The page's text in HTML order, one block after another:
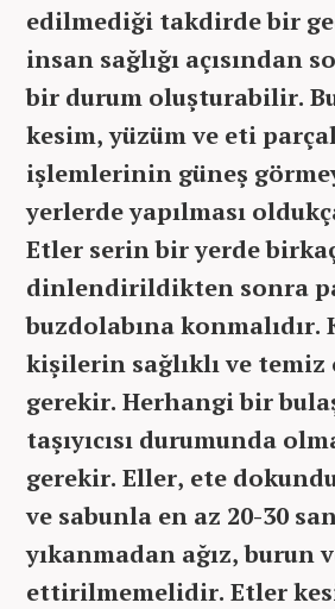
edilmediği takdirde bir
insan sağlığı açısından
bir durum oluşturabilir.
kesim, yüzüm ve eti
işlemlerinin güneş
yerlerde yapılması
Etler serin bir yerde
dinlendirildikten sonra
buzdolabına konmalıdır.
kişilerin sağlıklı ve temiz
gerekir. Herhangi bir
taşıyıcısı durumunda
gerekir. Eller, ete
ve sabunla en az 20-30
yıkanmadan ağız, burun
ettirilmemelidir. Etler